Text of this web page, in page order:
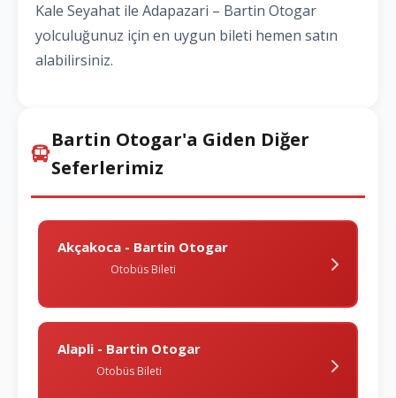
Kale Seyahat ile Adapazari – Bartin Otogar
yolculuğunuz için en uygun bileti hemen satın
alabilirsiniz.
Bartin Otogar'a Giden Diğer
Seferlerimiz
Akçakoca - Bartin Otogar
Otobüs Bileti
Alapli - Bartin Otogar
Otobüs Bileti